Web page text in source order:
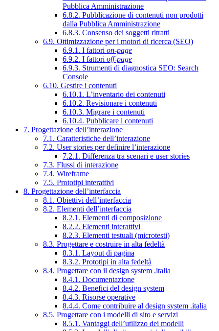
Pubblica Amministrazione
6.8.2. Pubblicazione di contenuti non prodotti
dalla Pubblica Amministrazione
6.8.3. Consenso dei soggetti ritratti
6.9. Ottimizzazione per i motori di ricerca (SEO)
6.9.1. I fattori on-page
6.9.2. I fattori off-page
6.9.3. Strumenti di diagnostica SEO: Search
Console
6.10. Gestire i contenuti
6.10.1. L’inventario dei contenuti
6.10.2. Revisionare i contenuti
6.10.3. Migrare i contenuti
6.10.4. Pubblicare i contenuti
7. Progettazione dell’interazione
7.1. Caratteristiche dell’interazione
7.2. User stories per definire l’interazione
7.2.1. Differenza tra scenari e user stories
7.3. Flussi di interazione
7.4. Wireframe
7.5. Prototipi interattivi
8. Progettazione dell’interfaccia
8.1. Obiettivi dell’interfaccia
8.2. Elementi dell’interfaccia
8.2.1. Elementi di composizione
8.2.2. Elementi interattivi
8.2.3. Elementi testuali (microtesti)
8.3. Progettare e costruire in alta fedeltà
8.3.1. Layout di pagina
8.3.2. Prototipi in alta fedeltà
8.4. Progettare con il design system .italia
8.4.1. Documentazione
8.4.2. Benefici del design system
8.4.3. Risorse operative
8.4.4. Come contribuire al design system .italia
8.5. Progettare con i modelli di sito e servizi
8.5.1. Vantaggi dell’utilizzo dei modelli